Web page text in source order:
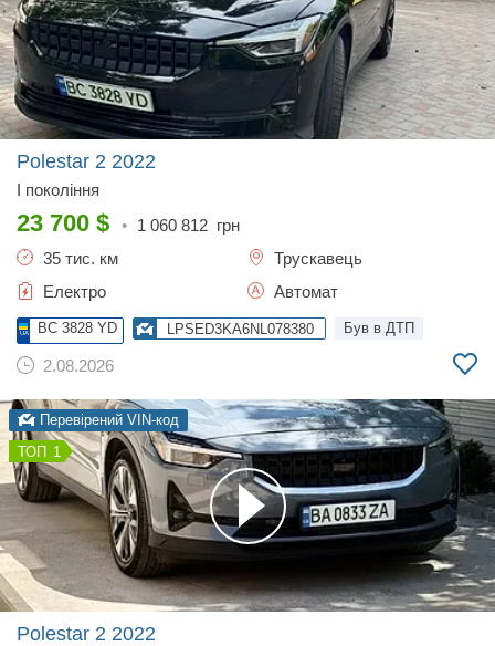
Polestar 2 2022
I покоління
23 700 $ • 1 060 812 грн
35 тис. км
Трускавець
Електро
Автомат
BC 3828 YD LPSED3KA6NL078380 Був в ДТП
2.08.2026
Перевірений VIN-код
1
Polestar 2 2022